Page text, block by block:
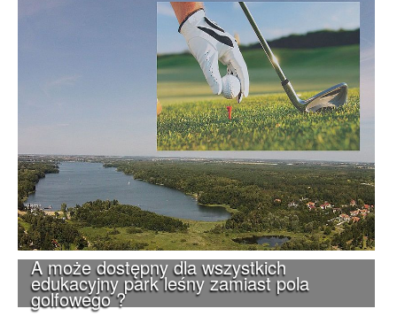
A może dostępny dla wszystkich
edukacyjny park leśny zamiast pola
golfowego ?